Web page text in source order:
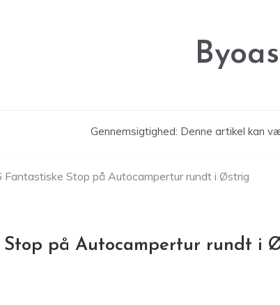
Gennemsigtighed: Denne artikel kan
Fantastiske Stop på Autocampertur rundt i Østrig
Stop på Autocampertur rundt i